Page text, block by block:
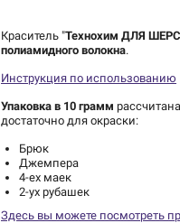
Краситель "Технохим ДЛЯ
полиамидного волокна.
Инструкция по использованию
Упаковка в 10 грамм
достаточно для окраски:
Брюк
Джемпера
4-ех маек
2-ух рубашек
Здесь вы можете посмотреть